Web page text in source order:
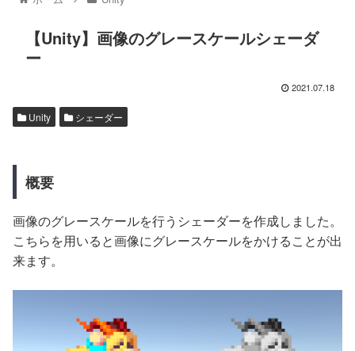
【Unity】画像のグレースケールシェーダ
ー
2021.07.18
Unity シェーダー
概要
画像のグレースケールを行うシェーダーを作成しました。
こちらを用いると画像にグレースケールをかけることが出
来ます。